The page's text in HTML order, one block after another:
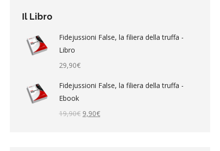
Il Libro
Fidejussioni False, la filiera della truffa -
Libro
29,90€
Fidejussioni False, la filiera della truffa -
Ebook
19,90€ Il
9,90€Il